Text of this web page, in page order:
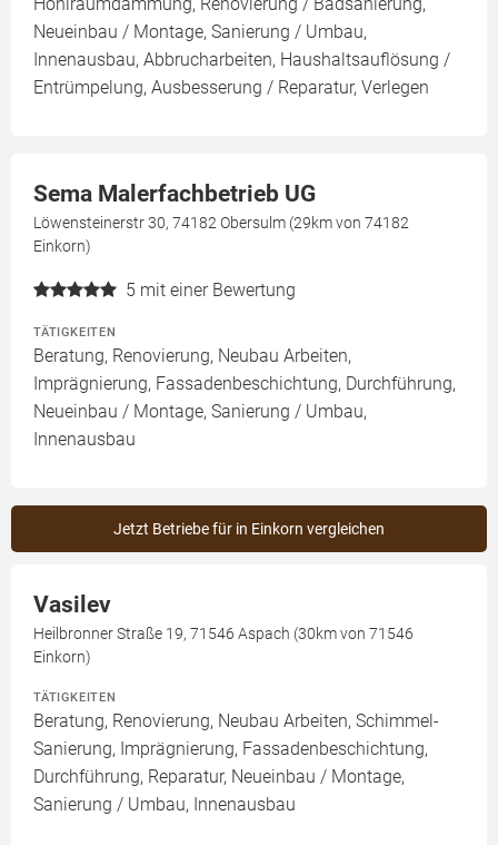
Neueinbau / Montage, Sanierung / Umbau,
Innenausbau, Abbrucharbeiten, Haushaltsauflösung /
Entrümpelung, Ausbesserung / Reparatur, Verlegen
Sema Malerfachbetrieb UG
Löwensteinerstr 30, 74182 Obersulm (29km von 74182
Einkorn)
5 mit einer Bewertung
TÄTIGKEITEN
Beratung, Renovierung, Neubau Arbeiten,
Imprägnierung, Fassadenbeschichtung, Durchführung,
Neueinbau / Montage, Sanierung / Umbau,
Innenausbau
Jetzt Betriebe für in Einkorn vergleichen
Vasilev
Heilbronner Straße 19, 71546 Aspach (30km von 71546
Einkorn)
TÄTIGKEITEN
Beratung, Renovierung, Neubau Arbeiten, Schimmel-
Sanierung, Imprägnierung, Fassadenbeschichtung,
Durchführung, Reparatur, Neueinbau / Montage,
Sanierung / Umbau, Innenausbau